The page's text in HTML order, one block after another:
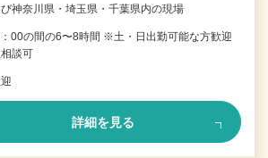
神奈川県・埼玉県・千葉県内の現場
00の間の6〜8時間 ※土・日出勤可能な方歓迎
談可
詳細を見る